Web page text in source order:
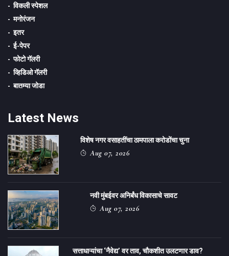
विकली स्पेशल
मनोरंजन
इतर
ई-पेपर
फोटो गॅलरी
व्हिडिओ गॅलरी
बातम्या जोडा
Latest News
विशेष नगर वसाहतींचा ठामपाला करोडोंचा चुना
Aug 07, 2026
नवी मुंबईवर अनिर्बंध विकासाचे सावट
Aug 07, 2026
सत्ताधाऱ्यांचा ‌‘नैवेद्य‌’ वर ताव, चौकशीत उलटणार डाव?